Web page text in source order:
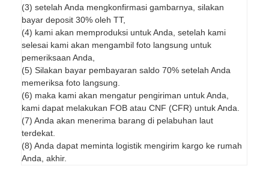
(3) setelah Anda mengkonfirmasi gambarnya, silakan
bayar deposit 30% oleh TT,
(4) kami akan memproduksi untuk Anda, setelah kami
selesai kami akan mengambil foto langsung untuk
pemeriksaan Anda,
(5) Silakan bayar pembayaran saldo 70% setelah Anda
memeriksa foto langsung.
(6) maka kami akan mengatur pengiriman untuk Anda,
kami dapat melakukan FOB atau CNF (CFR) untuk Anda.
(7) Anda akan menerima barang di pelabuhan laut
terdekat.
(8) Anda dapat meminta logistik mengirim kargo ke rumah
Anda, akhir.